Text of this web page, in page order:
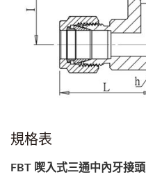
規格表
FBT 喫入式三通中內牙接頭